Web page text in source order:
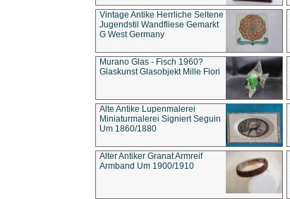
Vintage Antike Herrliche Seltene
Jugendstil Wandfliese Gemarkt
G West Germany
Murano Glas - Fisch 1960?
Glaskunst Glasobjekt Mille Fiori
Alte Antike Lupenmalerei
Miniaturmalerei Signiert Seguin
Um 1860/1880
Alter Antiker Granat Armreif
Armband Um 1900/1910